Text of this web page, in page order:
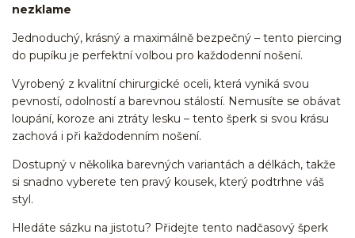
nezklame
Jednoduchý, krásný a maximálně bezpečný – tento piercing
do pupíku je perfektní volbou pro každodenní nošení.
Vyrobený z kvalitní chirurgické oceli, která vyniká svou
pevností, odolností a barevnou stálostí. Nemusíte se obávat
loupání, koroze ani ztráty lesku – tento šperk si svou krásu
zachová i při každodenním nošení.
Dostupný v několika barevných variantách a délkách, takže
si snadno vyberete ten pravý kousek, který podtrhne váš
styl.
Hledáte sázku na jistotu? Přidejte tento nadčasový šperk